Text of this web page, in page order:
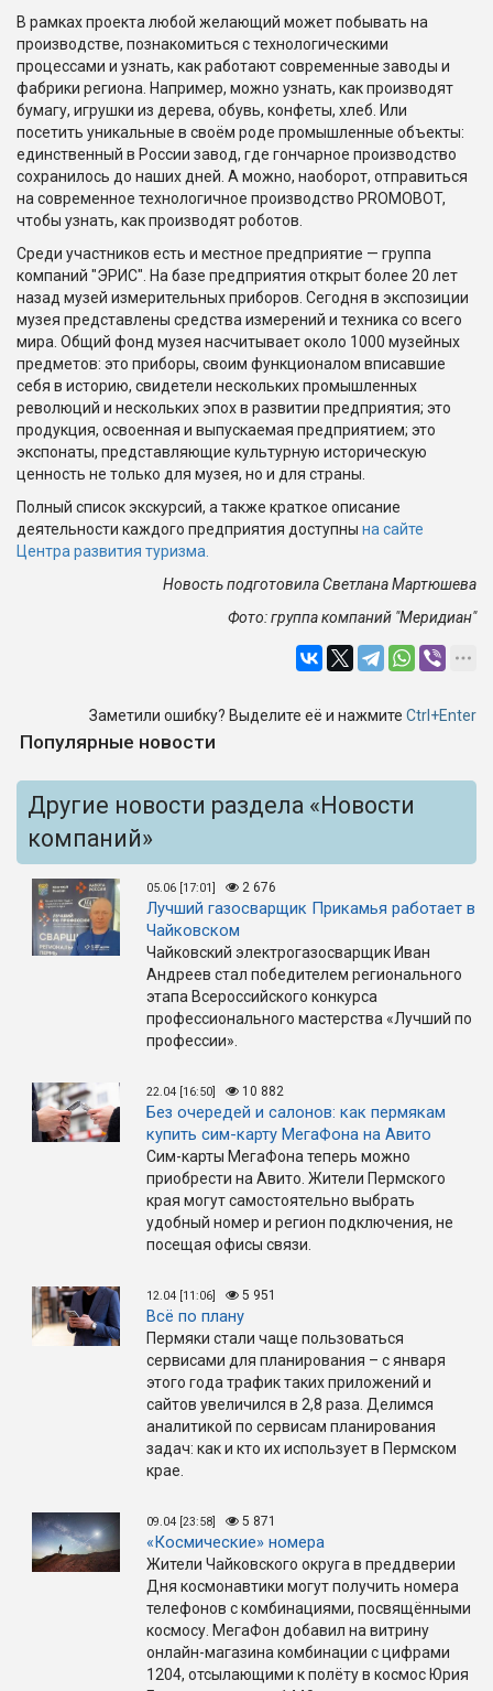
В рамках проекта любой желающий может побывать на
производстве, познакомиться с технологическими
процессами и узнать, как работают современные заводы и
фабрики региона. Например, можно узнать, как производят
бумагу, игрушки из дерева, обувь, конфеты, хлеб. Или
посетить уникальные в своём роде промышленные объекты:
единственный в России завод, где гончарное производство
сохранилось до наших дней. А можно, наоборот, отправиться
на современное технологичное производство PROMOBOT,
чтобы узнать, как производят роботов.
Среди участников есть и местное предприятие — группа
компаний "ЭРИС". На базе предприятия открыт более 20 лет
назад музей измерительных приборов. Сегодня в экспозиции
музея представлены средства измерений и техника со всего
мира. Общий фонд музея насчитывает около 1000 музейных
предметов: это приборы, своим функционалом вписавшие
себя в историю, свидетели нескольких промышленных
революций и нескольких эпох в развитии предприятия; это
продукция, освоенная и выпускаемая предприятием; это
экспонаты, представляющие культурную историческую
ценность не только для музея, но и для страны.
Полный список экскурсий, а также краткое описание
деятельности каждого предприятия доступны на сайте
Центра развития туризма.
Новость подготовила Светлана Мартюшева
Фото: группа компаний "Меридиан"
Заметили ошибку? Выделите её и нажмите Ctrl+Enter
Популярные новости
Другие новости раздела «Новости
компаний»
05.06 [17:01] 2 676
Лучший газосварщик Прикамья работает в
Чайковском
Чайковский электрогазосварщик Иван
Андреев стал победителем регионального
этапа Всероссийского конкурса
профессионального мастерства «Лучший по
профессии».
22.04 [16:50] 10 882
Без очередей и салонов: как пермякам
купить сим-карту МегаФона на Авито
Сим-карты МегаФона теперь можно
приобрести на Авито. Жители Пермского
края могут самостоятельно выбрать
удобный номер и регион подключения, не
посещая офисы связи.
12.04 [11:06] 5 951
Всё по плану
Пермяки стали чаще пользоваться
сервисами для планирования – с января
этого года трафик таких приложений и
сайтов увеличился в 2,8 раза. Делимся
аналитикой по сервисам планирования
задач: как и кто их использует в Пермском
крае.
09.04 [23:58] 5 871
«Космические» номера
Жители Чайковского округа в преддверии
Дня космонавтики могут получить номера
телефонов с комбинациями, посвящёнными
космосу. МегаФон добавил на витрину
онлайн-магазина комбинации с цифрами
1204, отсылающими к полёту в космос Юрия